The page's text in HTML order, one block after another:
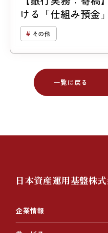
ける「仕組み預金
ス その他
一覧に戻る
一覧に戻る
日本資産運用基盤株
企業情報